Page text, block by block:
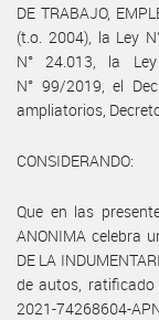
DE TRABAJO,
(t.o. 2004), la Ley
N° 24.013, la
N° 99/2019, el
ampliatorios,
CONSIDERANDO:
Que en las
ANONIMA celebra
DE LA
de autos, ratificado
2021-74268604-